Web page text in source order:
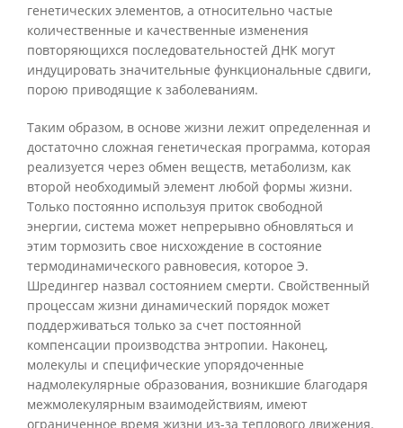
генетических элементов, а относительно частые
количественные и качественные изменения
повторяющихся последовательностей ДНК могут
индуцировать значительные функциональные сдвиги,
порою приводящие к заболеваниям.
Таким образом, в основе жизни лежит определенная и
достаточно сложная генетическая программа, которая
реализуется через обмен веществ, метаболизм, как
второй необходимый элемент любой формы жизни.
Только постоянно используя приток свободной
энергии, система может непрерывно обновляться и
этим тормозить свое нисхождение в состояние
термодинамического равновесия, которое Э.
Шредингер назвал состоянием смерти. Свойственный
процессам жизни динамический порядок может
поддерживаться только за счет постоянной
компенсации производства энтропии. Наконец,
молекулы и специфические упорядоченные
надмолекулярные образования, возникшие благодаря
межмолекулярным взаимодействиям, имеют
ограниченное время жизни из-за теплового движения.